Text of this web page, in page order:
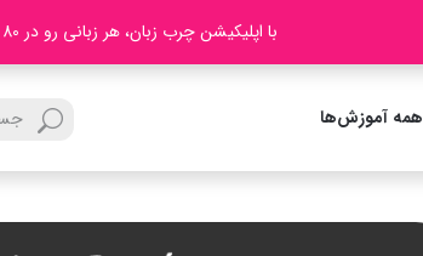
با اپلیکیشن چرب زبان، هر زبانی رو در 80 روز ... قورت بده (دانلود)
همه آموزش‌ها